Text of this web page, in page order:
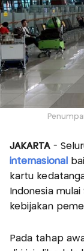
JAKARTA-
internasional
kartu
Indonesia
kebijakan
Pada tahap